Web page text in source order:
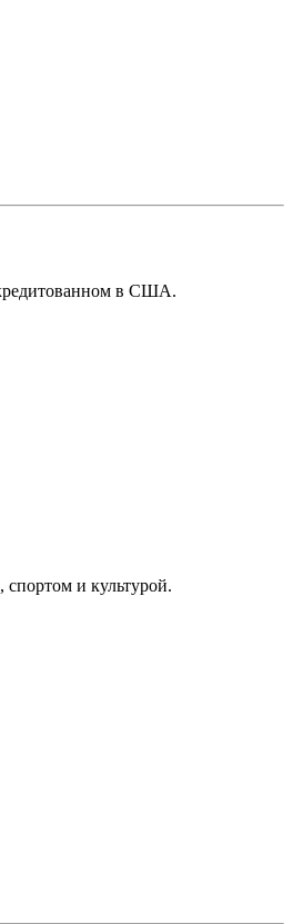
в США.
и культурой.